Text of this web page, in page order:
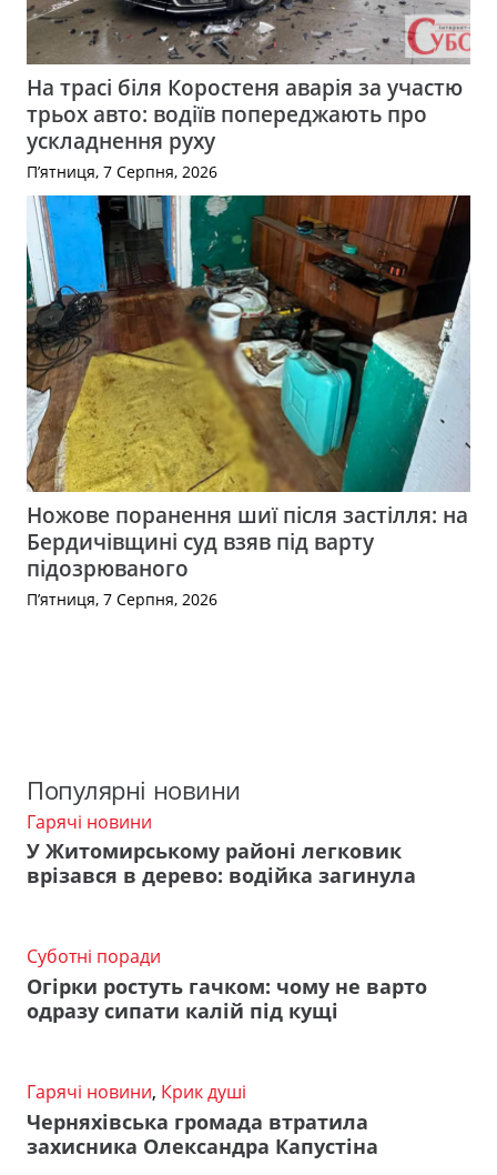
На трасі біля Коростеня аварія за участю
трьох авто: водіїв попереджають про
ускладнення руху
П’ятниця, 7 Серпня, 2026
Ножове поранення шиї після застілля: на
Бердичівщині суд взяв під варту
підозрюваного
П’ятниця, 7 Серпня, 2026
Популярні новини
Гарячі новини
У Житомирському районі легковик
врізався в дерево: водійка загинула
Суботні поради
Огірки ростуть гачком: чому не варто
одразу сипати калій під кущі
Гарячі новини, Крик душі
Черняхівська громада втратила
захисника Олександра Капустіна